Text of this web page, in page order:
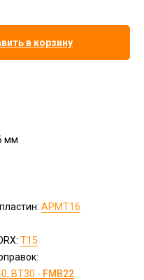
в корзину
мм
APMT16
Т15
BT30 - FMB22